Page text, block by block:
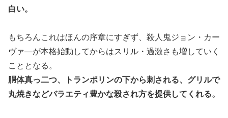
白い。
もちろんこれはほんの序章にすぎず、殺人鬼ジョン・カー
ヴァ―が本格始動してからはスリル・過激さも増していく
こととなる。
胴体真っ二つ、トランポリンの下から刺される、グリルで
丸焼きなどバラエティ豊かな殺され方を提供してくれる。